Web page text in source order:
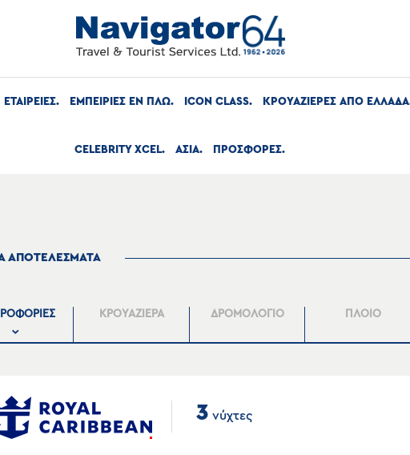
ΕΤΑΙΡΕΙΕΣ ΕΜΠΕΙΡΙΕΣ ΕΝ ΠΛΩ ICON CLASS ΚΡΟΥΑΖΙΕΡΕΣ ΑΠΟ ΕΛΛΑΔΑ
CELEBRITY XCEL ΑΣΙΑ ΠΡΟΣΦΟΡΕΣ
ΑΠΟΤΕΛΕΣΜΑΤΑ
ΚΡΟΥΑΖΙΕΡΑ ΔΡΟΜΟΛΟΓΙΟ ΠΛΟΙΟ
3 νύχτες